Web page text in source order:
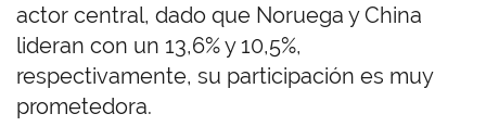
actor central, dado que Noruega y China
lideran con un 13,6% y 10,5%,
respectivamente, su participación es muy
prometedora.